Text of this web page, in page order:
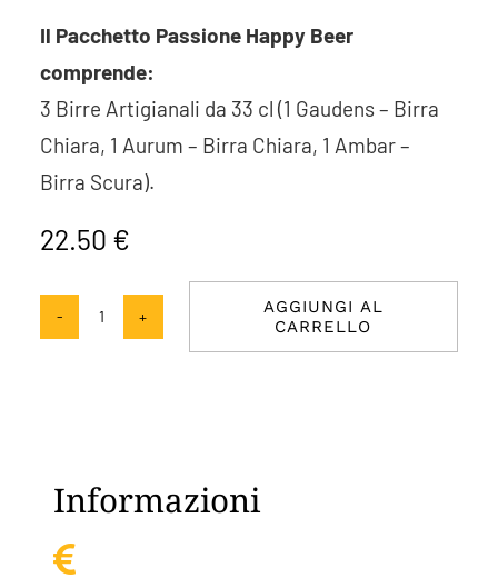
Il Pacchetto Passione Happy Beer
comprende:
3 Birre Artigianali da 33 cl (1 Gaudens – Birra
Chiara, 1 Aurum – Birra Chiara, 1 Ambar –
Birra Scura).
22.50 €
Passione
AGGIUNGI AL
CARRELLO
Informazioni